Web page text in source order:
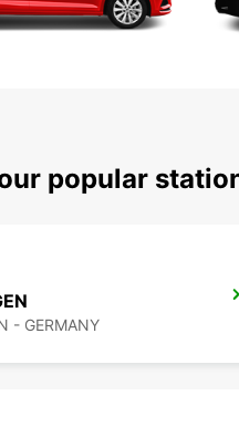
popular
- GERMANY